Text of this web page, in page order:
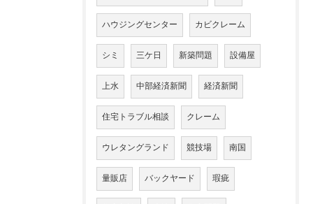
ハウジングセンター カビクレーム
シミ 三ケ日 新築問題 設備屋
上水 中部経済新聞 経済新聞
住宅トラブル相談 クレーム
ウレタングランド 競技場 南国
量販店 バックヤード 瑕疵